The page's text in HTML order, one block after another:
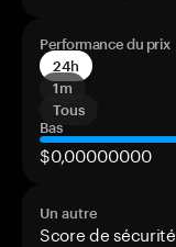
Performance du prix
24h
1m
Tous
Bas
$0,00000000
Un autre
Score de sécurité